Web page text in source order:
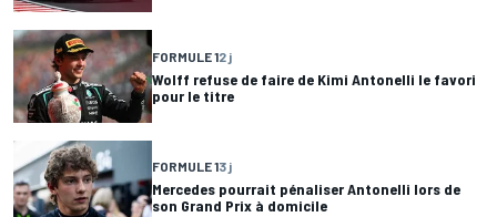
FORMULE 12 j
Wolff refuse de faire de Kimi Antonelli le favori
pour le titre
FORMULE 13 j
Mercedes pourrait pénaliser Antonelli lors de
son Grand Prix à domicile